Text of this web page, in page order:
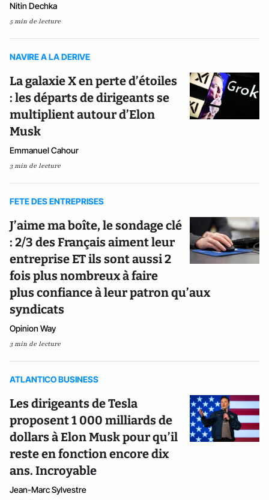
Nitin Dechka
5 min de lecture
NAVIRE A LA DERIVE
La galaxie X en perte d’étoiles
: les départs de dirigeants se
multiplient autour d’Elon
Musk
Emmanuel Cahour
3 min de lecture
FETE DES ENTREPRISES
J’aime ma boîte, le sondage clé
: 2/3 des Français aiment leur
entreprise ET ils sont aussi 2
fois plus nombreux à faire
plus confiance à leur patron qu’aux
syndicats
Opinion Way
3 min de lecture
ATLANTICO BUSINESS
Les dirigeants de Tesla
proposent 1 000 milliards de
dollars à Elon Musk pour qu’il
reste en fonction encore dix
ans. Incroyable
Jean-Marc Sylvestre